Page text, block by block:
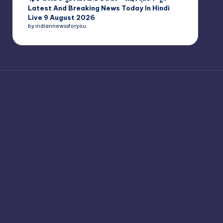
Latest And Breaking News Today In Hindi
Live 9 August 2026
by indiannewssforyou